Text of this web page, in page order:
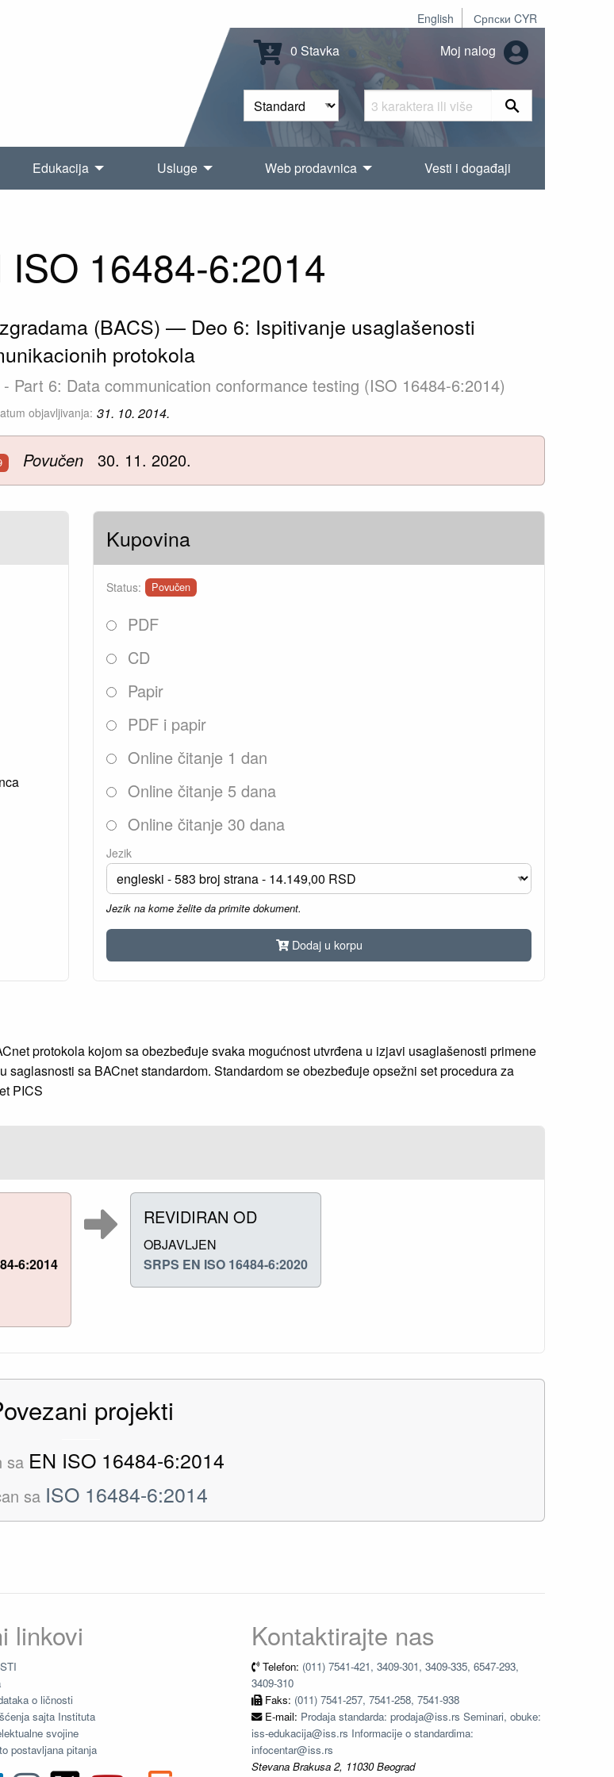
English Српски CYR
0 Stavka Moj nalog
Edukacija Usluge Web prodavnica Vesti i događaji
16484-6:2014
(BACS) — Deo 6: Ispitivanje usaglašenosti
protokola
Part 6: Data communication conformance testing (ISO 16484-6:2014)
objavljivanja: 31. 10. 2014.
Povučen 30. 11. 2020.
Kupovina
Status: Povučen
PDF
CD
Papir
PDF i papir
Online čitanje 1 dan
Online čitanje 5 dana
Online čitanje 30 dana
Jezik
Jezik na kome želite da primite dokument.
Dodaj u korpu
protokola kojom sa obezbeđuje svaka mogućnost utvrđena u izjavi usaglašenosti primene
sa BACnet standardom. Standardom se obezbeđuje opsežni set procedura za
PICS
6:2014
REVIDIRAN OD
OBJAVLJEN
SRPS EN ISO 16484-6:2020
projekti
sa EN ISO 16484-6:2014
sa ISO 16484-6:2014
linkovi
o ličnosti
sajta Instituta
svojine
postavljana pitanja
Kontaktirajte nas
Telefon: (011) 7541-421, 3409-301, 3409-335, 6547-293,
3409-310
Faks: (011) 7541-257, 7541-258, 7541-938
E-mail: Prodaja standarda: prodaja@iss.rs Seminari, obuke:
iss-edukacija@iss.rs Informacije o standardima:
infocentar@iss.rs
Stevana Brakusa 2, 11030 Beograd